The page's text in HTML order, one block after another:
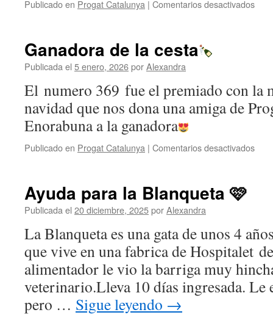
Publicado en Progat Catalunya | Comentarios desactivadosen
Ganadora de la cesta
Publicada el 5 enero, 2026porAlexandra
El numero 369 fue el premiado con la
navidad que nos dona una amiga de
Enorabuna a la ganadora
Publicado en Progat Catalunya | Comentarios desactivadosen
Ayuda para la Blanqueta 🩷
Publicada el 20 diciembre, 2025porAlexandra
La Blanqueta es una gata de unos 4
que vive en una fabrica de Hospitalet
alimentador le vio la barriga muy
veterinario.Lleva 10 días ingresada. Le
pero … Sigue leyendo →